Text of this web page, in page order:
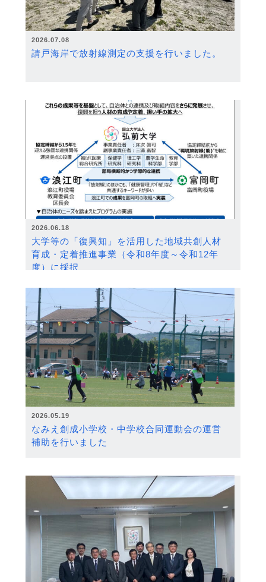
2026.07.08
請戸海岸で放射線測定の支援を行いました。
2026.06.18
大学等の「復興知」を活用した地域共創人材
育成・定着推進事業（令和8年度～令和12年
度）に採択
2026.05.19
なみえ創成小学校・中学校合同運動会の運営
補助を行いました